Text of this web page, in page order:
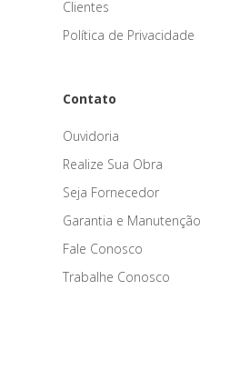
Clientes
Política de Privacidade
Contato
Ouvidoria
Realize Sua Obra
Seja Fornecedor
Garantia e Manutenção
Fale Conosco
Trabalhe Conosco